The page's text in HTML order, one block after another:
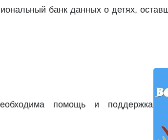
банк данных о детях,
помощь и поддержка